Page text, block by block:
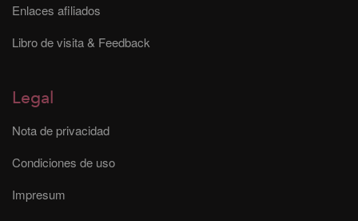
Enlaces afiliados
Libro de visita & Feedback
Legal
Nota de privacidad
Condiciones de uso
Impresum